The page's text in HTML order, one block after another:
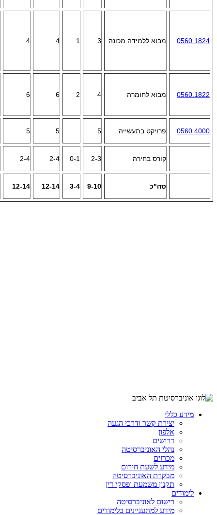
0560.1824 מבוא ללמידה מכונה 3
1
4
4
0560.1822 מבוא לחומרה 4
2
6
6
0560.4000 פרויקט בתעשייה 5
5
5
קורס בחירה 2-3
0-1
2-4
2-4
סה"כ 9-10
3-4
12-14
12-14
מידע כללי
יצירת קשר ודרכי הגעה
אלפון
דרושים
נהלי האוניברסיטה
מכרזים
מידע לשעת חירום
מבקרת האוניברסיטה
תקנון משמעת ופסקי דין
לימודים
רישום לאוניברסיטה
מידע למתעניינים בלימודים